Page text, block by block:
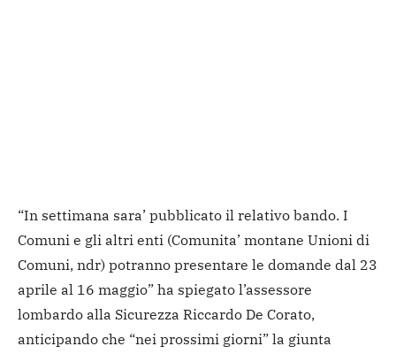
“In settimana sara’ pubblicato il relativo bando. I
Comuni e gli altri enti (Comunita’ montane Unioni di
Comuni, ndr) potranno presentare le domande dal 23
aprile al 16 maggio” ha spiegato l’assessore
lombardo alla Sicurezza Riccardo De Corato,
anticipando che “nei prossimi giorni” la giunta